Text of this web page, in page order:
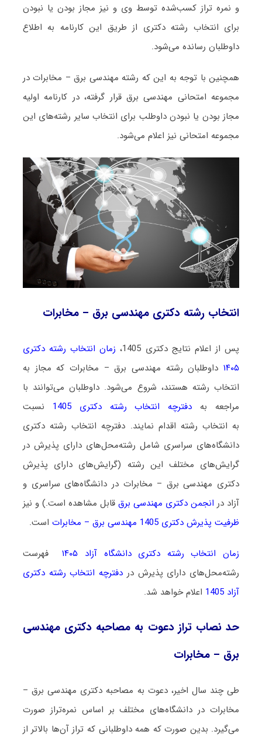
و نمره تراز کسب‌شده توسط وی و نیز مجاز بودن یا نبودن
برای انتخاب رشته دکتری از طریق این کارنامه به اطلاع
داوطلبان رسانده می‌شود.
همچنین با توجه به این که رشته مهندسی برق – مخابرات در
مجموعه امتحانی مهندسی برق قرار گرفته، در کارنامه اولیه
مجاز بودن یا نبودن داوطلب برای انتخاب سایر رشته‌های این
مجموعه امتحانی نیز اعلام می‌شود.
انتخاب رشته دکتری مهندسی برق – مخابرات
پس از اعلام نتایج دکتری 1405،
زمان انتخاب رشته دکتری
۱۴۰۵ داوطلبان رشته مهندسی برق – مخابرات که مجاز به
انتخاب رشته هستند، شروع می‌شود. داوطلبان می‌توانند با
مراجعه به دفترچه انتخاب رشته دکتری 1405
نسبت
به انتخاب رشته اقدام نمایند. دفترچه انتخاب رشته دکتری
دانشگاه‌های سراسری شامل رشته‌محل‌های دارای پذیرش در
گرایش‌های مختلف این رشته (گرایش‌های دارای پذیرش
دکتری مهندسی برق – مخابرات در دانشگاه‌های سراسری و
آزاد در انجمن دکتری مهندسی برق قابل مشاهده است.) و نیز
ظرفیت پذیرش دکتری 1405 مهندسی برق – مخابرات
است.
زمان انتخاب رشته دکتری دانشگاه آزاد ۱۴۰۵
فهرست
رشته‌محل‌های دارای پذیرش در دفترچه انتخاب رشته دکتری
آزاد 1405
اعلام خواهد شد.
حد نصاب تراز دعوت به مصاحبه دکتری مهندسی
برق – مخابرات
طی چند سال اخیر، دعوت به مصاحبه دکتری مهندسی برق –
مخابرات در دانشگاه‌های مختلف بر اساس نمره‌تراز صورت
می‌گیرد. بدین صورت که همه داوطلبانی که تراز آن‌ها بالاتر از